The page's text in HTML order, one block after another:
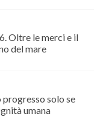
Oltre le merci e il
del mare
progresso solo se
umana